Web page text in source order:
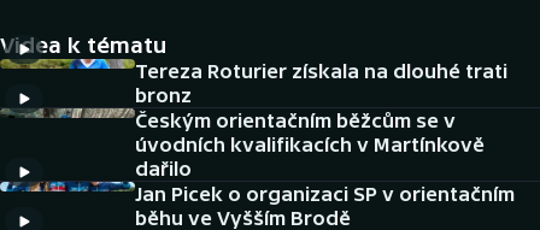
Cyklistika
DALŠÍ SPORTY
Americký fotbal
NEPŘEHLÉDNĚTE
Videa k tématu
Tereza Roturier získala na dlouhé trati
bronz
Českým orientačním běžcům se v
úvodních kvalifikacích v Martínkově
dařilo
Jan Picek o organizaci SP v orientačním
běhu ve Vyšším Brodě